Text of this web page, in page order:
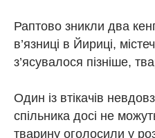
Раптово зникли два
в’язниці в Йириці,
з’ясувалося пізніше,
Один із втікачів
спільника досі не
тварину оголосили у